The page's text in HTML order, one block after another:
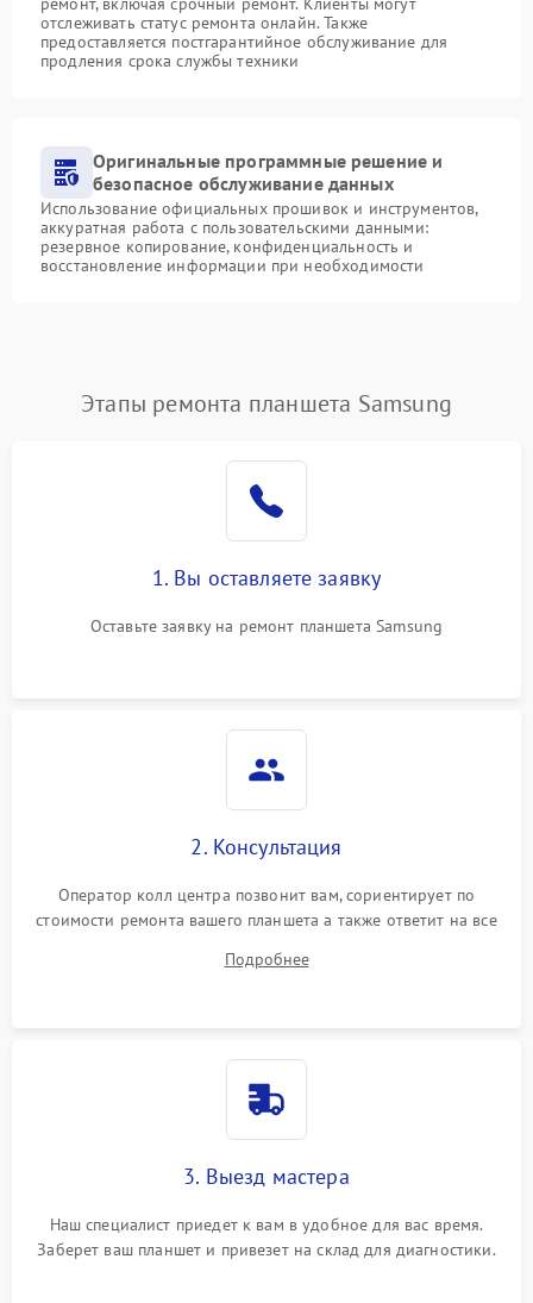
отслеживать статус ремонта онлайн. Также
предоставляется постгарантийное обслуживание для
продления срока службы техники
Оригинальные программные решение и
безопасное обслуживание данных
Использование официальных прошивок и инструментов,
аккуратная работа с пользовательскими данными:
резервное копирование, конфиденциальность и
восстановление информации при необходимости
Этапы ремонта планшета Samsung
1. Вы оставляете заявку
Оставьте заявку на ремонт планшета Samsung
2. Консультация
Оператор колл центра позвонит вам, сориентирует по
стоимости ремонта вашего планшета а также ответит на все
Подробнее
3. Выезд мастера
Наш специалист приедет к вам в удобное для вас время.
Заберет ваш планшет и привезет на склад для диагностики.